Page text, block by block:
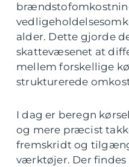
alder. Dette gjorde
skattevæsenet at
mellem forskellige
strukturerede
I dag er beregn
og mere præcist
fremskridt og
værktøjer. Der findes